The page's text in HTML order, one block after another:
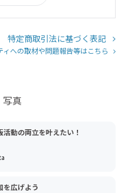
特定商取引法に基づく表記
ィへの取材や問題報告等はこちら
写真
動の両立を叶えたい！
を広げよう